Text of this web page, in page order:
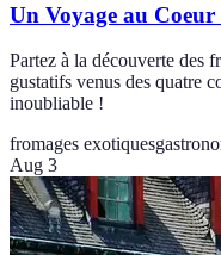
Un Voyage au Coeur
Partez à la découverte des
gustatifs venus des quatre
inoubliable !
fromages exotiques
Aug 3